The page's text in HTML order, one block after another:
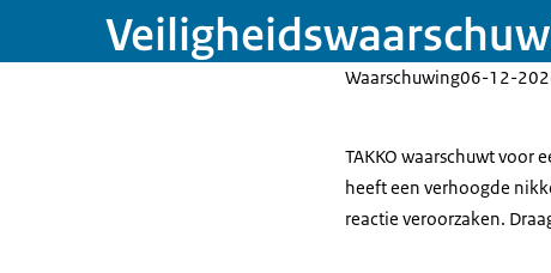
Waarschuwing06-12-
TAKKO waarschuwt voor
heeft een verhoogde
reactie veroorzaken.